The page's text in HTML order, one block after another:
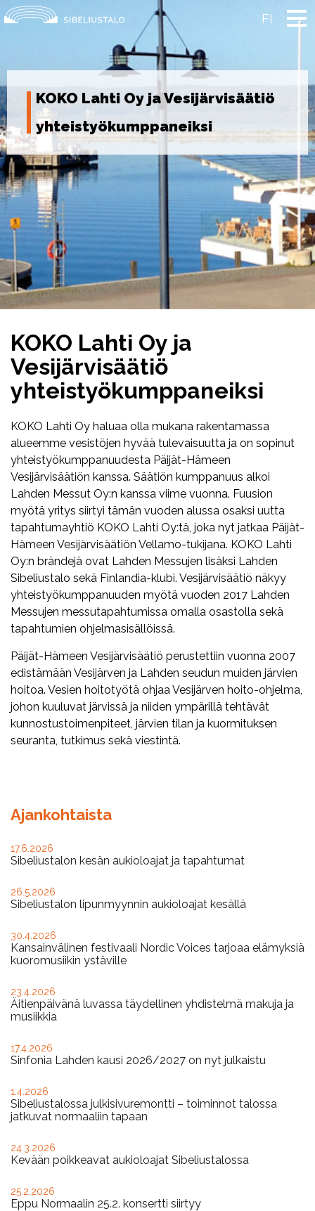
Skip
to
FI
KOKO Lahti Oy ja Vesijärvisäätiö
yhteistyökumppaneiksi
KOKO Lahti Oy ja
Vesijärvisäätiö
yhteistyökumppaneiksi
KOKO Lahti Oy haluaa olla mukana rakentamassa
alueemme vesistöjen hyvää tulevaisuutta ja on sopinut
yhteistyökumppanuudesta Päijät-Hämeen
Vesijärvisäätiön kanssa. Säätiön kumppanuus alkoi
Lahden Messut Oy:n kanssa viime vuonna. Fuusion
myötä yritys siirtyi tämän vuoden alussa osaksi uutta
tapahtumayhtiö KOKO Lahti Oy:tä, joka nyt jatkaa Päijät-
Hämeen Vesijärvisäätiön Vellamo-tukijana. KOKO Lahti
Oy:n brändejä ovat Lahden Messujen lisäksi Lahden
Sibeliustalo sekä Finlandia-klubi. Vesijärvisäätiö näkyy
yhteistyökumppanuuden myötä vuoden 2017 Lahden
Messujen messutapahtumissa omalla osastolla sekä
tapahtumien ohjelmasisällöissä.
Päijät-Hämeen Vesijärvisäätiö perustettiin vuonna 2007
edistämään Vesijärven ja Lahden seudun muiden järvien
hoitoa. Vesien hoitotyötä ohjaa Vesijärven hoito-ohjelma,
johon kuuluvat järvissä ja niiden ympärillä tehtävät
kunnostustoimenpiteet, järvien tilan ja kuormituksen
seuranta, tutkimus sekä viestintä.
Ajankohtaista
17.6.2026
Sibeliustalon kesän aukioloajat ja tapahtumat
26.5.2026
Sibeliustalon lipunmyynnin aukioloajat kesällä
30.4.2026
Kansainvälinen festivaali Nordic Voices tarjoaa elämyksiä
kuoromusiikin ystäville
23.4.2026
Äitienpäivänä luvassa täydellinen yhdistelmä makuja ja
musiikkia
17.4.2026
Sinfonia Lahden kausi 2026/2027 on nyt julkaistu
1.4.2026
Sibeliustalossa julkisivuremontti – toiminnot talossa
jatkuvat normaaliin tapaan
24.3.2026
Kevään poikkeavat aukioloajat Sibeliustalossa
25.2.2026
Eppu Normaalin 25.2. konsertti siirtyy